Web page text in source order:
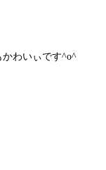
かわいぃです^o^